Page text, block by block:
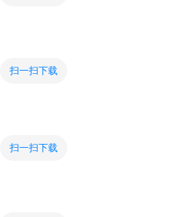
扫一扫下载
扫一扫下载